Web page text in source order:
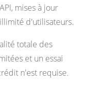
mises à jour
d'utilisateurs.
totale des
et un essai
n'est requise.